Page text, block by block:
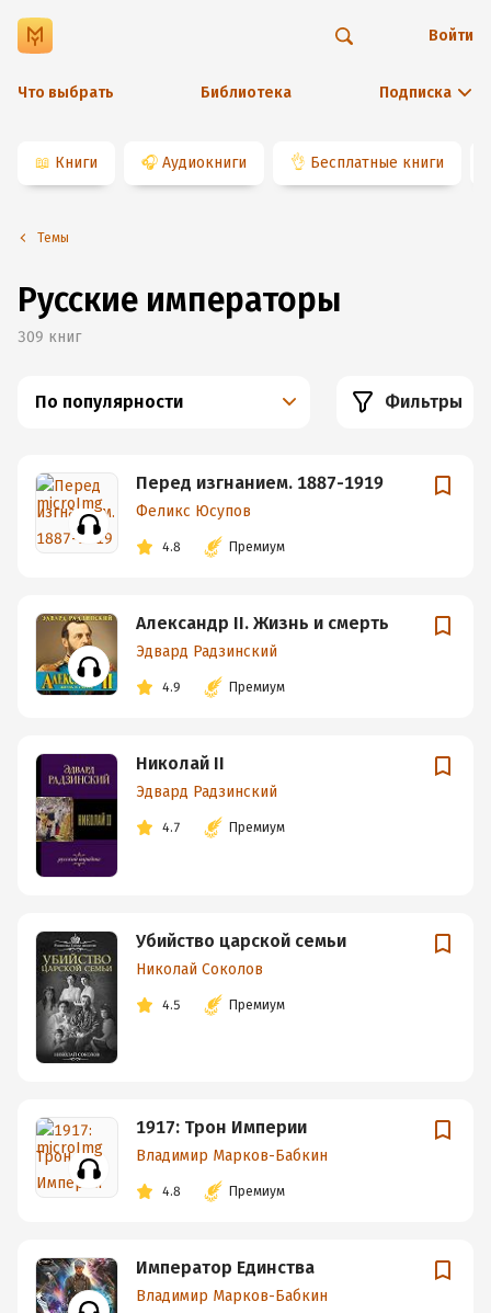
Что выбрать Библиотека Подписка
Войти
📖 Книги 🎧 Аудиокниги 👌 Бесплатные книги
Темы
Русские императоры
309 книг
По популярности Фильтры
Перед изгнанием. 1887-1919
Феликс Юсупов
4.8 Премиум
Александр II. Жизнь и смерть
Эдвард Радзинский
4.9 Премиум
Николай II
Эдвард Радзинский
4.7 Премиум
Убийство царской семьи
Николай Соколов
4.5 Премиум
1917: Трон Империи
Владимир Марков-Бабкин
4.8 Премиум
Император Единства
Владимир Марков-Бабкин